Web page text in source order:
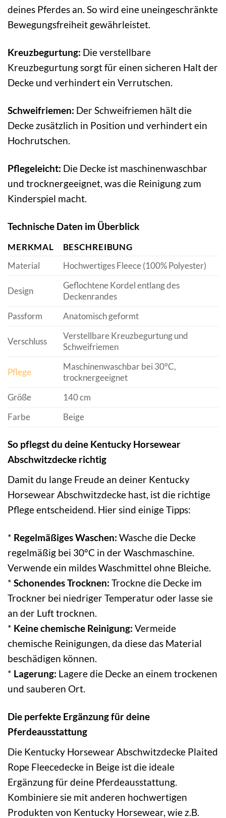
deines Pferdes an. So wird eine uneingeschränkte
Bewegungsfreiheit gewährleistet.
Kreuzbegurtung: Die verstellbare
Kreuzbegurtung sorgt für einen sicheren Halt der
Decke und verhindert ein Verrutschen.
Schweifriemen: Der Schweifriemen hält die
Decke zusätzlich in Position und verhindert ein
Hochrutschen.
Pflegeleicht: Die Decke ist maschinenwaschbar
und trocknergeeignet, was die Reinigung zum
Kinderspiel macht.
Technische Daten im Überblick
MERKMAL
BESCHREIBUNG
Material
Hochwertiges Fleece (100% Polyester)
Design
Geflochtene Kordel entlang des
Deckenrandes
Passform
Anatomisch geformt
Verschluss
Verstellbare Kreuzbegurtung und
Schweifriemen
Pflege
Maschinenwaschbar bei 30°C,
trocknergeeignet
Größe
140 cm
Farbe
Beige
So pflegst du deine Kentucky Horsewear
Abschwitzdecke richtig
Damit du lange Freude an deiner Kentucky
Horsewear Abschwitzdecke hast, ist die richtige
Pflege entscheidend. Hier sind einige Tipps:
* Regelmäßiges Waschen: Wasche die Decke
regelmäßig bei 30°C in der Waschmaschine.
Verwende ein mildes Waschmittel ohne Bleiche.
* Schonendes Trocknen: Trockne die Decke im
Trockner bei niedriger Temperatur oder lasse sie
an der Luft trocknen.
* Keine chemische Reinigung: Vermeide
chemische Reinigungen, da diese das Material
beschädigen können.
* Lagerung: Lagere die Decke an einem trockenen
und sauberen Ort.
Die perfekte Ergänzung für deine
Pferdeausstattung
Die Kentucky Horsewear Abschwitzdecke Plaited
Rope Fleecedecke in Beige ist die ideale
Ergänzung für deine Pferdeausstattung.
Kombiniere sie mit anderen hochwertigen
Produkten von Kentucky Horsewear, wie z.B.